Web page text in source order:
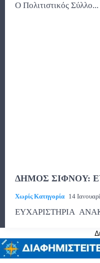
Ο Πολιτιστικός Σύλλο...
ΔΗΜΟΣ ΣΙΦΝΟΥ:
Χωρίς Κατηγορία 14
ΕΥΧΑΡΙΣΤΗΡΙΑ